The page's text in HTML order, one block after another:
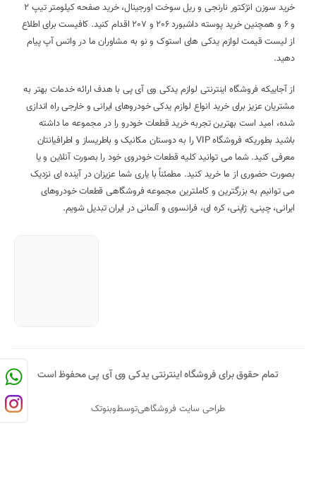
خرید سوزن انژکتور نارنجی و ریل سوخت اورجینال، خرید صفحه کیلومتر تیپ 2
و 6 و همچنین خرید پوسته داشبورد 206 و 207 اقدام کنید. کافیست برای اطلاع
از لیست قیمت لوازم یدکی های استوک و نو به مشاوران ما در واتس آپ پیام
دهید.
از آجاییکه فروشگاه اینترنتی لوازم یدکی وی آی پی با هدف ارائه خدمات بهتر به
مشتریان عزیز برای خرید انواع لوازم یدکی خودروهای ایرانی و خارجی راه اندازی
شده، امید است بهترین تجربه خرید قطعات خودرو را در مجموعه ما داشته
باشید بطوریکه فروشگاه VIP را به دوستان مکانیک و باطریساز و اطرافیانتان
معرفی کنید. شما می توانید کلیه قطعات خودروی خود را بصورت آنلاین و یا
بصورت حضوری از ما خرید کنید. مطمئناً با یاری شما عزیزان در آینده ای نزدیک
می توانیم به بزرگترین و کاملترین مجموعه فروشگاهی قطعات خودروهای
ایرانی، چینی، ژاپنی، کره ای، فرانسوی و آلمانی در ایران تبدیل شویم.
تمام حقوق برای فروشگاه اینترنتی یدکی وی آی پی محفوظ است
طراحی سایت فروشگاهیتوسطوبنوتک